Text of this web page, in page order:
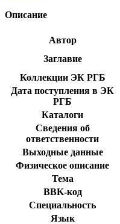
Описание
Автор
Заглавие
Коллекции ЭК РГБ
Дата поступления в ЭК
РГБ
Каталоги
Сведения об
ответственности
Выходные данные
Физическое описание
Тема
BBK-код
Специальность
Язык